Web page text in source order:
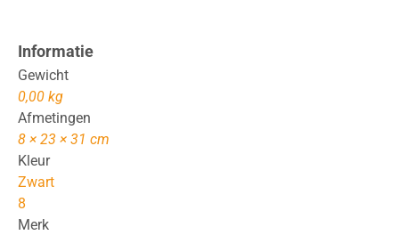
Informatie
Gewicht
0,00 kg
Afmetingen
8 × 23 × 31 cm
Kleur
Zwart
8
Merk